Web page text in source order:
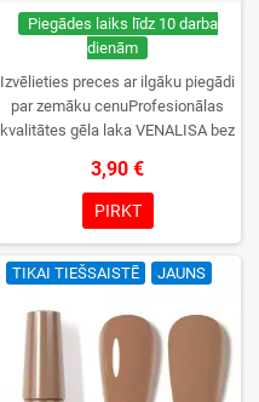
Piegādes laiks līdz 10 darba
dienām
Izvēlieties preces ar ilgāku piegādi
par zemāku cenuProfesionālas
kvalitātes gēla laka VENALISA bez
krāsu izvēle, lieliska sacietēšana
UV/LED lampās un ilgstoša
noturība. Katrs flakons iepakots
kastītē – pirmo reizi to atvērsiet
tikai jūs.
3,90 €
PIRKT
TIKAI TIEŠSAISTĒ JAUNS